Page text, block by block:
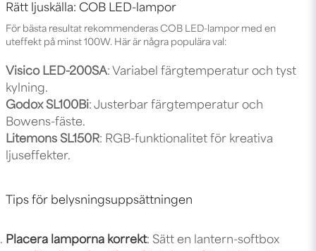
Rätt ljuskälla: COB LED-lampor
För bästa resultat rekommenderas COB LED-lampor med en
uteffekt på minst 100W. Här är några populära val:
Visico LED-200SA: Variabel färgtemperatur och tyst
kylning.
Godox SL100Bi: Justerbar färgtemperatur och
Bowens-fäste.
Litemons SL150R: RGB-funktionalitet för kreativa
ljuseffekter.
Tips för belysningsuppsättningen
Placera lamporna korrekt: Sätt en lantern-softbox